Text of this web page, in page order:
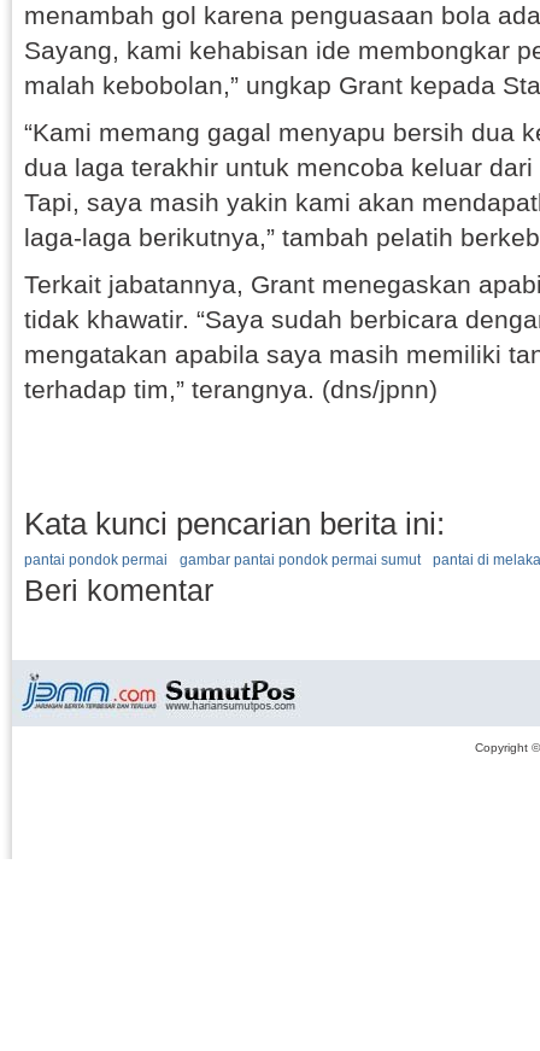
menambah gol karena penguasaan bola
Sayang, kami kehabisan ide membongkar
malah kebobolan,” ungkap Grant kepada
“Kami memang gagal menyapu bersih dua
dua laga terakhir untuk mencoba keluar
Tapi, saya masih yakin kami akan
laga-laga berikutnya,” tambah pelatih
Terkait jabatannya, Grant menegaskan
tidak khawatir. “Saya sudah berbicara
mengatakan apabila saya masih memiliki
terhadap tim,” terangnya. (dns/jpnn)
Kata kunci pencarian berita ini:
pantai pondok permai gambar pantai pondok permai sumut pantai di melaka
Beri komentar
Copyright